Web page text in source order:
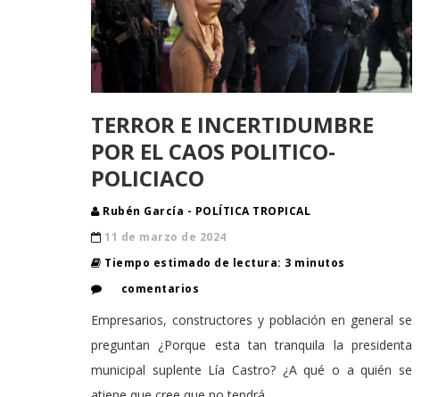
TERROR E INCERTIDUMBRE
POR EL CAOS POLITICO-
POLICIACO
Rubén García - POLÍTICA TROPICAL
11 de marzo de 2024
Tiempo estimado de lectura: 3 minutos
comentarios
Empresarios, constructores y población en general se
preguntan ¿Porque esta tan tranquila la presidenta
municipal suplente Lía Castro? ¿A qué o a quién se